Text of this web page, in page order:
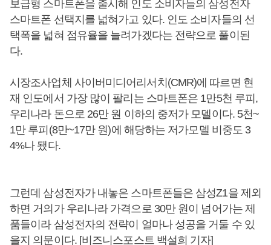
보급형 스마트폰을 출시해 인도 소비자들의 삼성전자
스마트폰 선택지를 넓혀가고 있다. 인도 소비자들의 선
택폭을 넓혀 점유율을 늘려가겠다는 전략으로 풀이된
다.
시장조사업체 사이버미디어리서치(CMR)에 따르면 현
재 인도에서 가장 많이 팔리는 스마트폰은 1만5천 루피,
우리나라 돈으로 26만 원 이하의 중저가 모델이다. 5천~
1만 루피(8만~17만 원)에 해당하는 저가모델 비중도 3
4%나 됐다.
그런데 삼성전자가 내놓은 스마트폰들은 삼성Z1을 제외
하면 거의가 우리나라 가격으로 30만 원이 넘어가는 제
품들이라 삼성전자의 전략이 얼마나 성공을 거둘 수 있
을지 의문이다. [비즈니스포스트 백설희 기자]